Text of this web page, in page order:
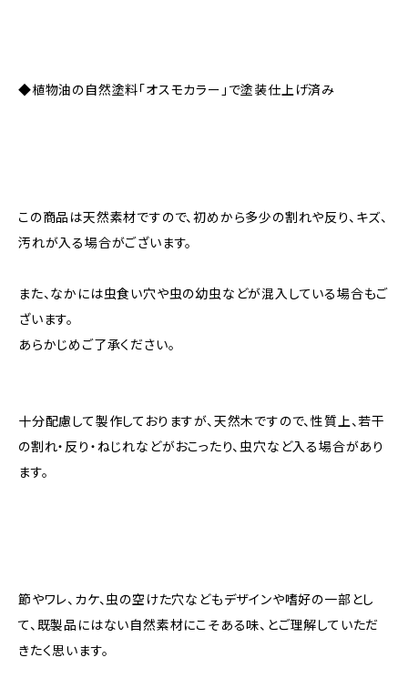
◆植物油の自然塗料「オスモカラー」で塗装仕上げ済み
この商品は天然素材ですので、初めから多少の割れや反り、キズ、
汚れが入る場合がございます。
また、なかには虫食い穴や虫の幼虫などが混入している場合もご
ざいます。
あらかじめご了承ください。
十分配慮して製作しておりますが、天然木ですので、性質上、若干
の割れ・反り・ねじれなどがおこったり、虫穴など入る場合があり
ます。
節やワレ、カケ、虫の空けた穴などもデザインや嗜好の一部とし
て、既製品にはない自然素材にこそある味、とご理解していただ
きたく思います。